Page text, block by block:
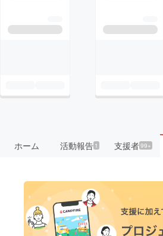
ホーム 活動報告1 支援者99+